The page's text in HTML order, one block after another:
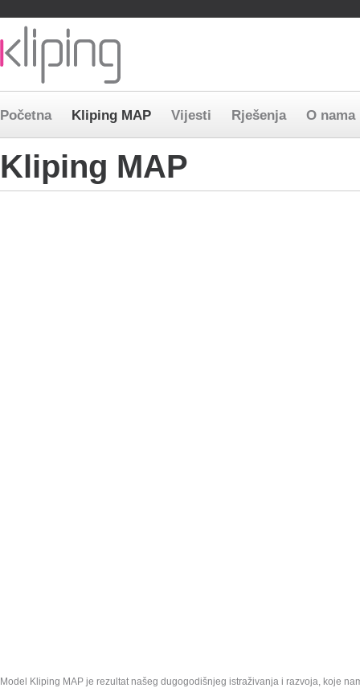
Preskoči
Početna Kliping MAP Vijesti Rješenja O nama
Kliping MAP
Model Kliping MAP je rezultat našeg dugogodišnjeg istraživanja i razvoja, koje